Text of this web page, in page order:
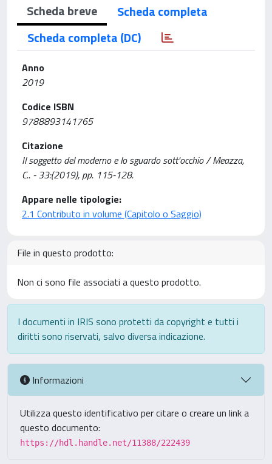
Scheda breve
Scheda completa
Scheda completa (DC)
Anno
2019
Codice ISBN
9788893141765
Citazione
Il soggetto del moderno e lo sguardo sott'occhio / Meazza,
C.. - 33:(2019), pp. 115-128.
Appare nelle tipologie:
2.1 Contributo in volume (Capitolo o Saggio)
File in questo prodotto:
Non ci sono file associati a questo prodotto.
I documenti in IRIS sono protetti da copyright e tutti i
diritti sono riservati, salvo diversa indicazione.
Informazioni
Utilizza questo identificativo per citare o creare un link a
questo documento:
https://hdl.handle.net/11388/222439